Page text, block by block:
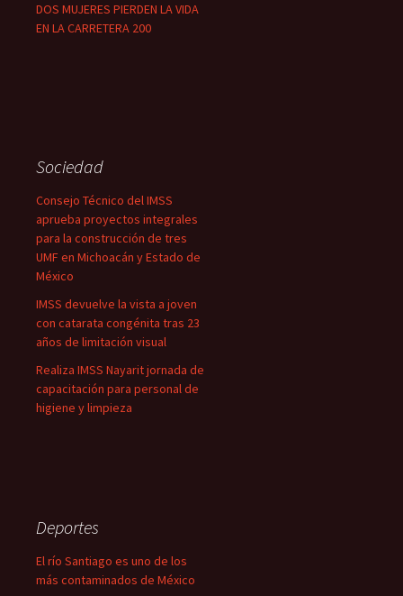
DOS MUJERES PIERDEN LA VIDA
EN LA CARRETERA 200
Sociedad
Consejo Técnico del IMSS
aprueba proyectos integrales
para la construcción de tres
UMF en Michoacán y Estado de
México
IMSS devuelve la vista a joven
con catarata congénita tras 23
años de limitación visual
Realiza IMSS Nayarit jornada de
capacitación para personal de
higiene y limpieza
Deportes
El río Santiago es uno de los
más contaminados de México